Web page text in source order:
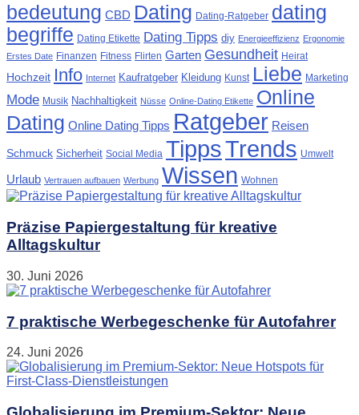
bedeutung CBD Dating Dating-Ratgeber dating
begriffe Dating Etikette Dating Tipps diy Energieeffizienz Ergonomie
Erstes Date Finanzen Fitness Flirten Garten Gesundheit Heirat
Hochzeit Info Internet Kaufratgeber Kleidung Kunst Liebe Marketing
Mode Musik Nachhaltigkeit Nüsse Online-Dating Etikette Online
Dating Online Dating Tipps Ratgeber Reisen
Schmuck Sicherheit Social Media TippsTrends Umwelt
Urlaub Vertrauen aufbauen Werbung Wissen Wohnen
Präzise Papiergestaltung für kreative
Alltagskultur
30. Juni 2026
7 praktische Werbegeschenke für Autofahrer
24. Juni 2026